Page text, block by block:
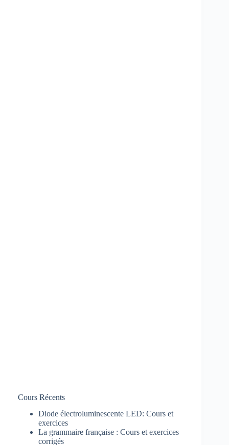
Cours Récents
Diode électroluminescente LED: Cours et
exercices
La grammaire française : Cours et exercices
corrigés